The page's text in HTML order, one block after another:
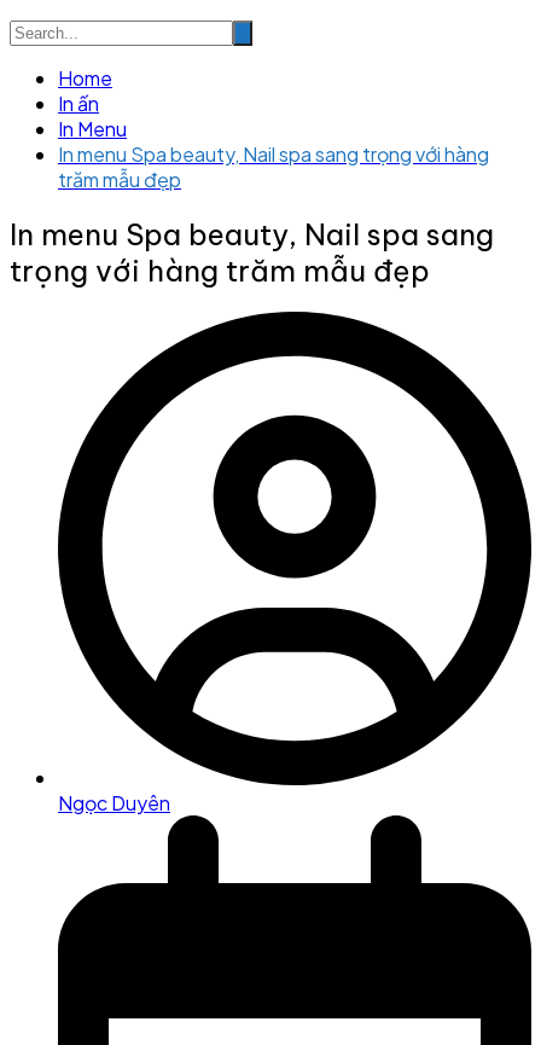
Home
In ấn
In Menu
In menu Spa beauty, Nail spa sang trọng với hàng
trăm mẫu đẹp
In menu Spa beauty, Nail spa sang
trọng với hàng trăm mẫu đẹp
Ngọc Duyên